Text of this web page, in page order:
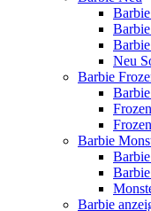
Neu
Barbie
Barbie
Barbie